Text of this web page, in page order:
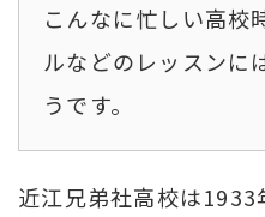
こんなに忙しい高校
ルなどのレッスンに
うです。
近江兄弟社高校は